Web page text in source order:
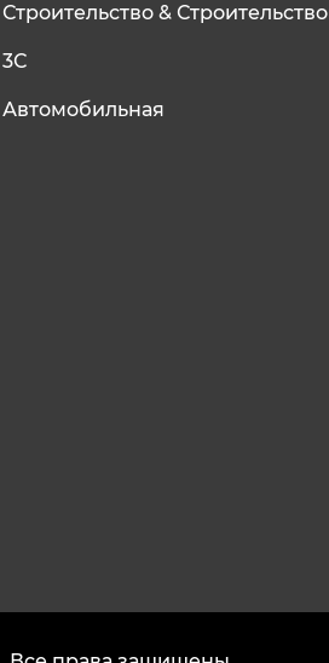
Строительство & Строительство
3С
Автомобильная